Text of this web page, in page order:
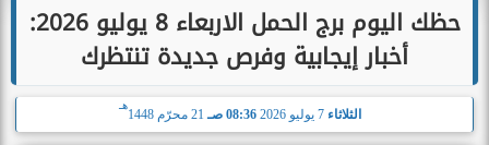
حظك اليوم برج الحمل الاربعاء 8 يوليو 2026:
أخبار إيجابية وفرص جديدة تنتظرك
الثلاثاء 08:36 صـ 21 محرّم 1448
هـ